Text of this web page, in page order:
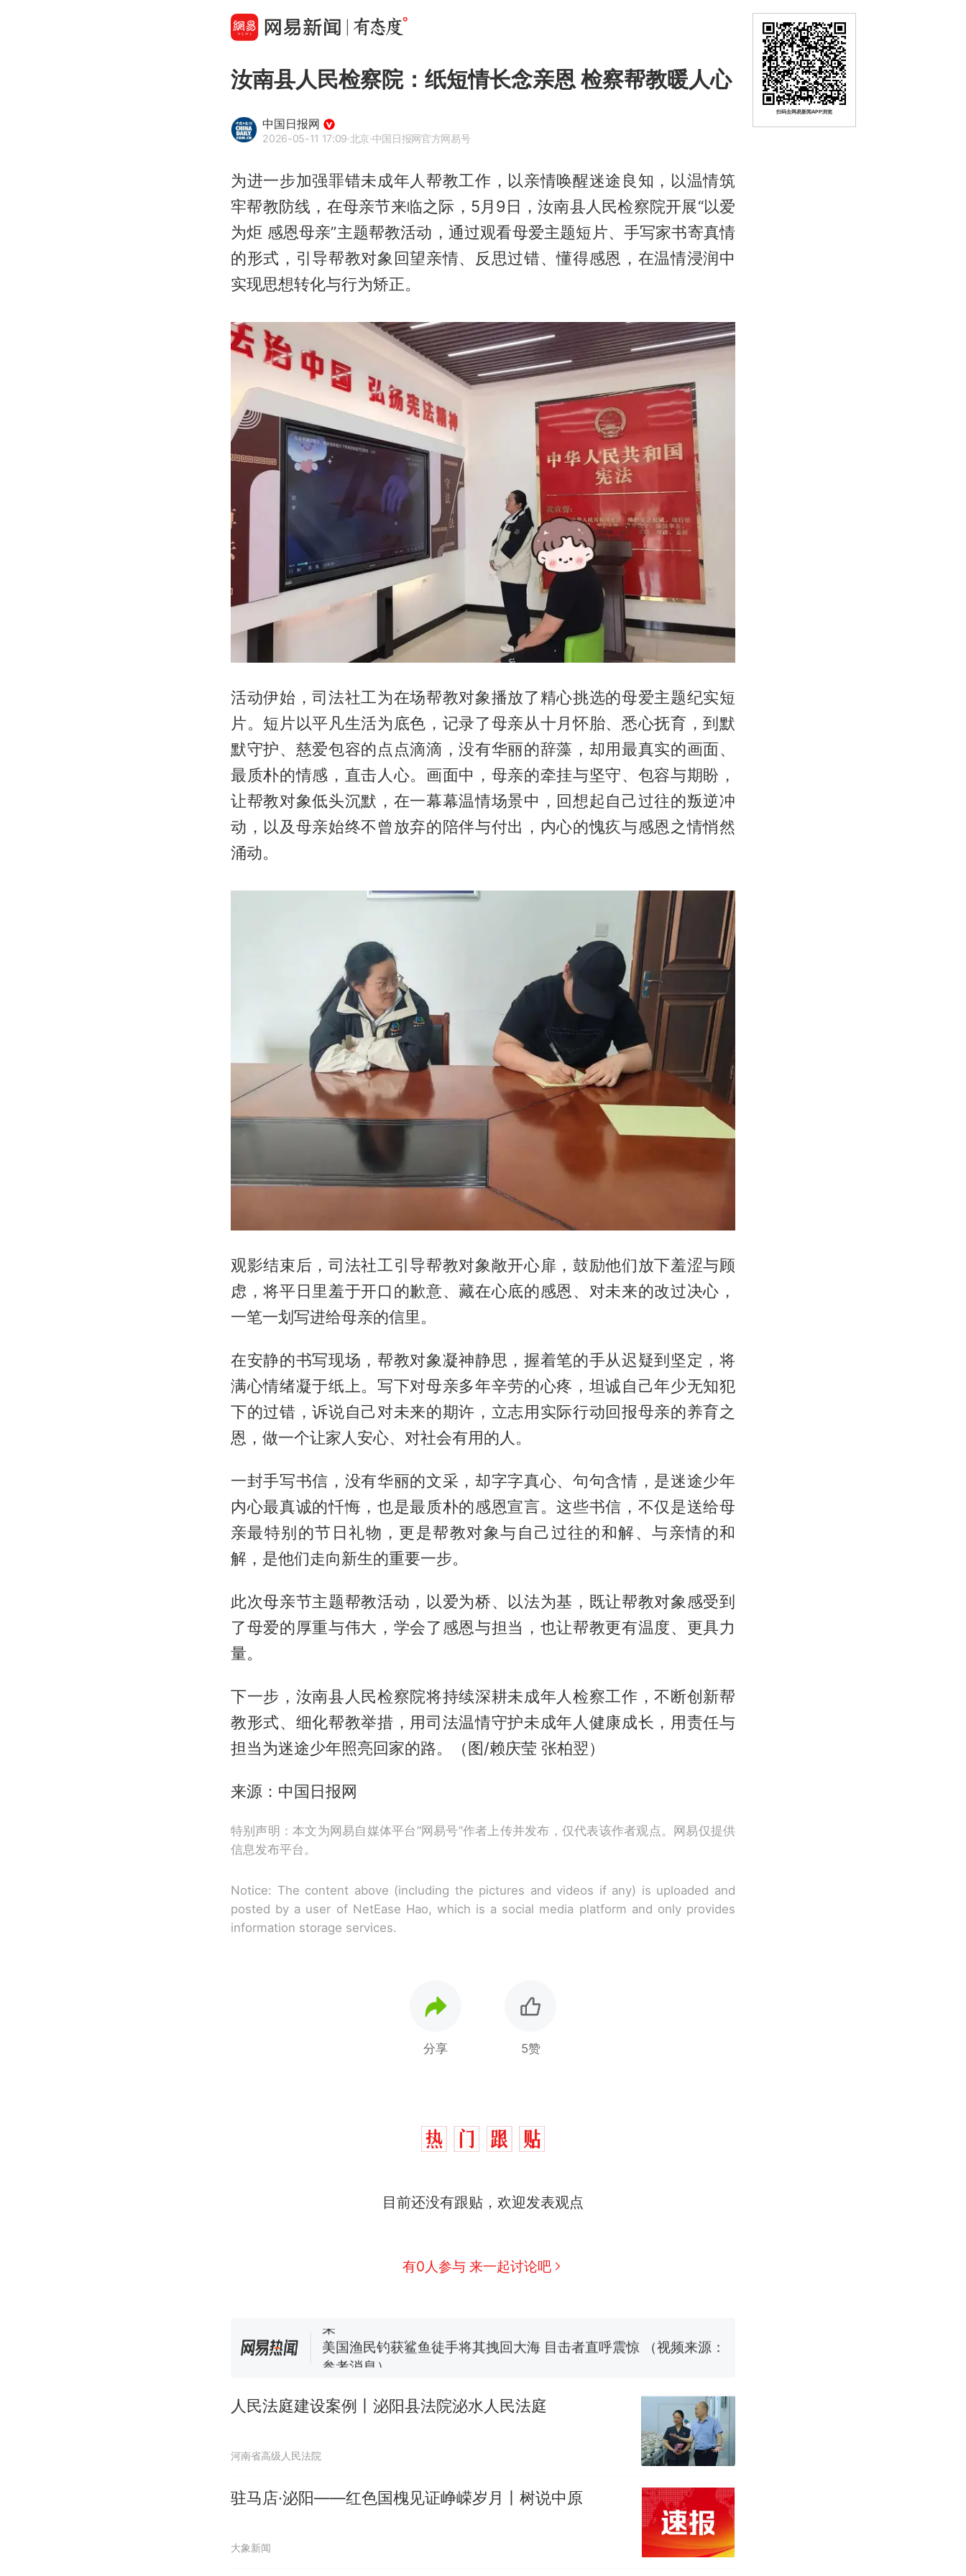
汝南县人民检察院：纸短情长念亲恩 检察帮教暖人心
中国日报网
2026-05-11 17:09·北京·中国日报网官方网易号
为进一步加强罪错未成年人帮教工作，以亲情唤醒迷途良知，以温情筑
牢帮教防线，在母亲节来临之际，5月9日，汝南县人民检察院开展“以爱
为炬 感恩母亲”主题帮教活动，通过观看母爱主题短片、手写家书寄真情
的形式，引导帮教对象回望亲情、反思过错、懂得感恩，在温情浸润中
实现思想转化与行为矫正。
活动伊始，司法社工为在场帮教对象播放了精心挑选的母爱主题纪实短
片。短片以平凡生活为底色，记录了母亲从十月怀胎、悉心抚育，到默
默守护、慈爱包容的点点滴滴，没有华丽的辞藻，却用最真实的画面、
最质朴的情感，直击人心。画面中，母亲的牵挂与坚守、包容与期盼，
让帮教对象低头沉默，在一幕幕温情场景中，回想起自己过往的叛逆冲
动，以及母亲始终不曾放弃的陪伴与付出，内心的愧疚与感恩之情悄然
涌动。
观影结束后，司法社工引导帮教对象敞开心扉，鼓励他们放下羞涩与顾
虑，将平日里羞于开口的歉意、藏在心底的感恩、对未来的改过决心，
一笔一划写进给母亲的信里。
在安静的书写现场，帮教对象凝神静思，握着笔的手从迟疑到坚定，将
满心情绪凝于纸上。写下对母亲多年辛劳的心疼，坦诚自己年少无知犯
下的过错，诉说自己对未来的期许，立志用实际行动回报母亲的养育之
恩，做一个让家人安心、对社会有用的人。
一封手写书信，没有华丽的文采，却字字真心、句句含情，是迷途少年
内心最真诚的忏悔，也是最质朴的感恩宣言。这些书信，不仅是送给母
亲最特别的节日礼物，更是帮教对象与自己过往的和解、与亲情的和
解，是他们走向新生的重要一步。
此次母亲节主题帮教活动，以爱为桥、以法为基，既让帮教对象感受到
了母爱的厚重与伟大，学会了感恩与担当，也让帮教更有温度、更具力
量。
下一步，汝南县人民检察院将持续深耕未成年人检察工作，不断创新帮
教形式、细化帮教举措，用司法温情守护未成年人健康成长，用责任与
担当为迷途少年照亮回家的路。（图/赖庆莹 张柏翌）
来源：中国日报网
特别声明：本文为网易自媒体平台“网易号”作者上传并发布，仅代表该作者观点。网易仅提供
信息发布平台。
Notice: The content above (including the pictures and videos if any) is uploaded and
posted by a user of NetEase Hao, which is a social media platform and only provides
information storage services.
分享 5赞
目前还没有跟贴，欢迎发表观点
有0人参与 来一起讨论吧
制裁瓜子饺子，美国怕什么？
费大厨“全国小炒肉大王”称号，仅凭视频评出？中国烹饪协会回应
美国渔民钓获鲨鱼徒手将其拽回大海 目击者直呼震惊 （视频来源：
参考消息）
人民法庭建设案例丨泌阳县法院泌水人民法庭
河南省高级人民法院
驻马店·泌阳——红色国槐见证峥嵘岁月丨树说中原
大象新闻
扫码去网易新闻APP浏览